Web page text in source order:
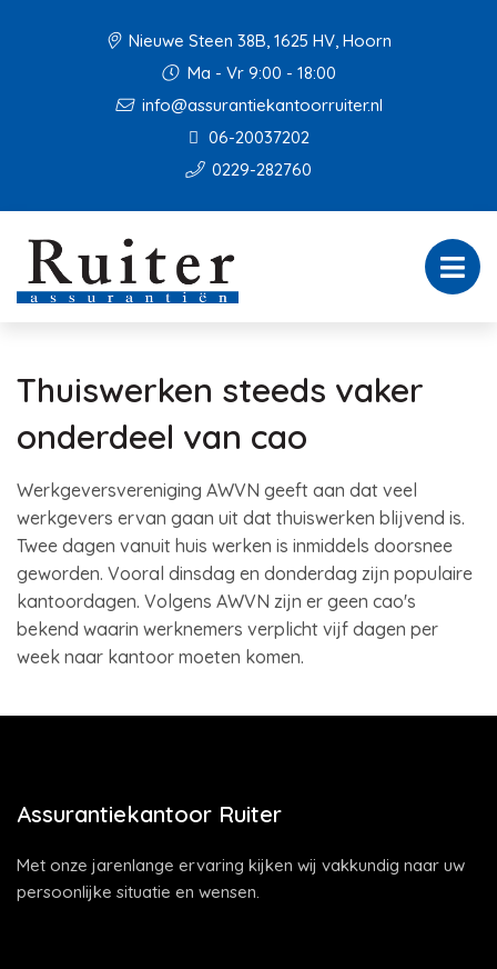
Nieuwe Steen 38B, 1625 HV, Hoorn
Ma - Vr 9:00 - 18:00
info@assurantiekantoorruiter.nl
06-20037202
0229-282760
Thuiswerken steeds vaker
onderdeel van cao
Werkgeversvereniging AWVN geeft aan dat veel
werkgevers ervan gaan uit dat thuiswerken blijvend is.
Twee dagen vanuit huis werken is inmiddels doorsnee
geworden. Vooral dinsdag en donderdag zijn populaire
kantoordagen. Volgens AWVN zijn er geen cao's
bekend waarin werknemers verplicht vijf dagen per
week naar kantoor moeten komen.
Assurantiekantoor Ruiter
Met onze jarenlange ervaring kijken wij vakkundig naar uw
persoonlijke situatie en wensen.